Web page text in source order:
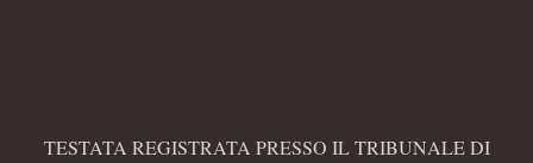
TESTATA REGISTRATA PRESSO IL TRIBUNALE DI